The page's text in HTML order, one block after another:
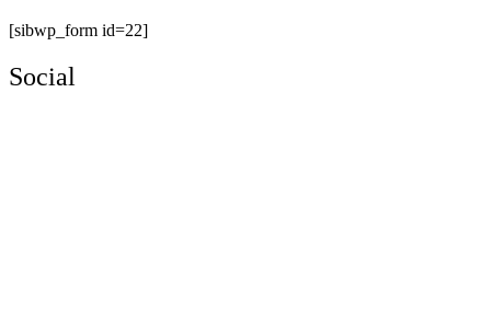
[sibwp_form id=22]
Social